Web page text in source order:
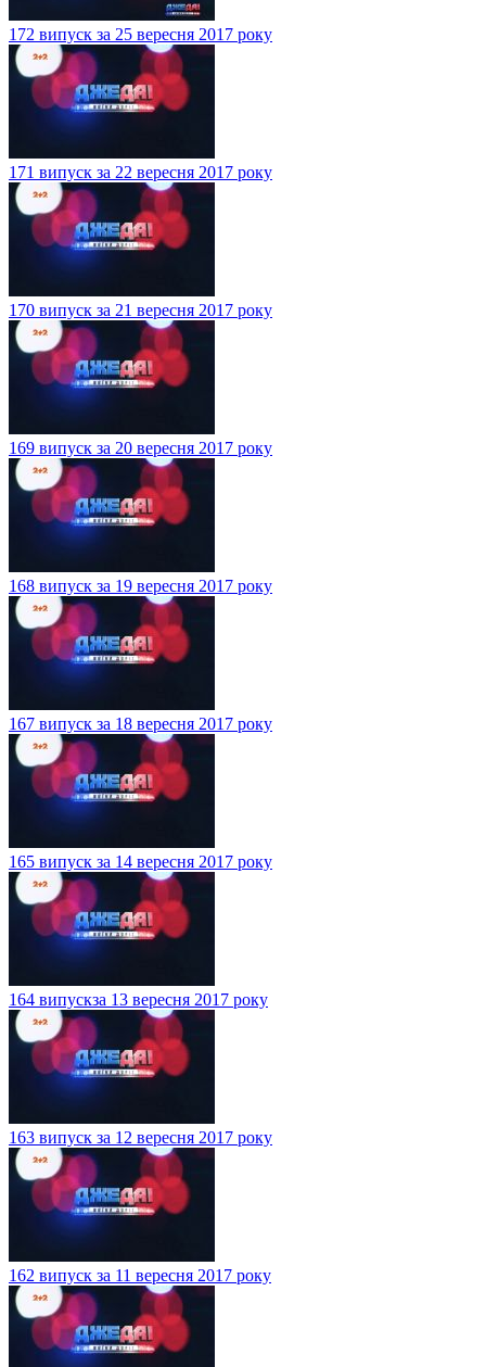
172 випуск за 25 вересня 2017 року
171 випуск за 22 вересня 2017 року
170 випуск за 21 вересня 2017 року
169 випуск за 20 вересня 2017 року
168 випуск за 19 вересня 2017 року
167 випуск за 18 вересня 2017 року
165 випуск за 14 вересня 2017 року
164 випускза 13 вересня 2017 року
163 випуск за 12 вересня 2017 року
162 випуск за 11 вересня 2017 року